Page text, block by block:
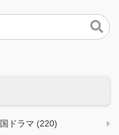
ドラマ (220)